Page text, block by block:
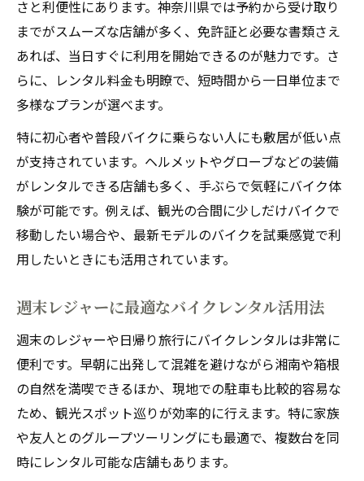
ング術
バイクレンタルを使った休日レジャーの楽
しみ方
話題のバイクレンタル活用で週末がもっと
充実
神奈川の人気観光地をバイクレンタルで巡
る秘訣
初心者でも安心なバイクレンタル利用ポイント
初めてでも安心なバイクレンタル利用の流
れ
点
バイクレンタル初心者に優しいサービスの
選び方
安心して利用できるバイクレンタル店の特
徴
バイクレンタル初体験で失敗しないための
コツ
さと利便性にあります。神奈川県では予約から受け取り
までがスムーズな店舗が多く、免許証と必要な書類さえ
あれば、当日すぐに利用を開始できるのが魅力です。さ
らに、レンタル料金も明瞭で、短時間から一日単位まで
多様なプランが選べます。
特に初心者や普段バイクに乗らない人にも敷居が低い点
が支持されています。ヘルメットやグローブなどの装備
がレンタルできる店舗も多く、手ぶらで気軽にバイク体
験が可能です。例えば、観光の合間に少しだけバイクで
移動したい場合や、最新モデルのバイクを試乗感覚で利
用したいときにも活用されています。
週末レジャーに最適なバイクレンタル活用法
週末のレジャーや日帰り旅行にバイクレンタルは非常に
便利です。早朝に出発して混雑を避けながら湘南や箱根
の自然を満喫できるほか、現地での駐車も比較的容易な
ため、観光スポット巡りが効率的に行えます。特に家族
や友人とのグループツーリングにも最適で、複数台を同
時にレンタル可能な店舗もあります。